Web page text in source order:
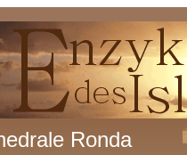
Ronda